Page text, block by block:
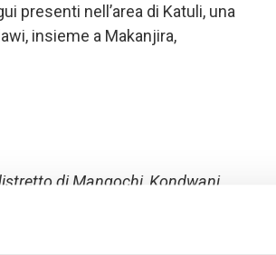
presenti nell’area di Katuli, una
insieme a Makanjira,
di Mangochi, Kondwani
Foto credits: Ben Namanya